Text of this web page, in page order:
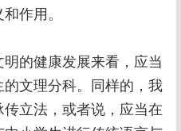
作用。
的健康发展来看，应当
文理分科。同样的，我
立法，或者说，应当在